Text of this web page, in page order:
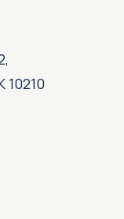
10210